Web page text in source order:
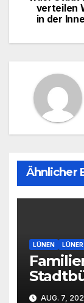
verteilen
in der
Ähnlicher
LÜNEN
Film
AUG. 7,